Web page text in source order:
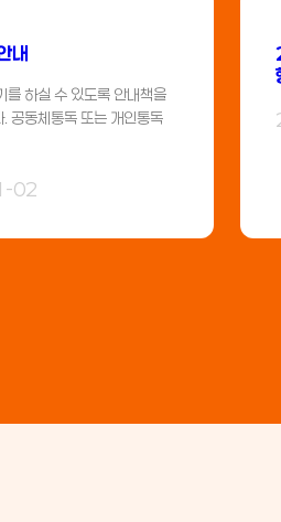
내
를 하실 수 있도록 안내책을
. 공동체통독 또는 개인통독
02